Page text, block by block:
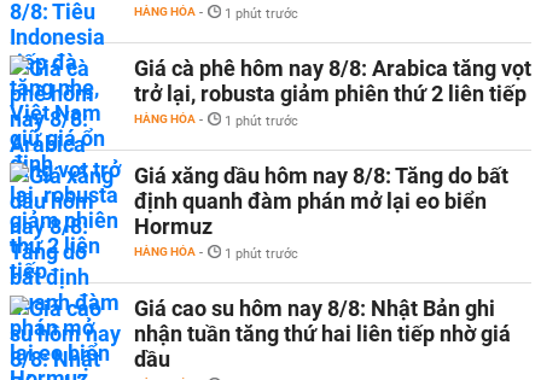
HÀNG HÓA - 1 phút trước
Giá cà phê hôm nay 8/8: Arabica tăng vọt
trở lại, robusta giảm phiên thứ 2 liên tiếp
HÀNG HÓA - 1 phút trước
Giá xăng dầu hôm nay 8/8: Tăng do bất
định quanh đàm phán mở lại eo biển
Hormuz
HÀNG HÓA - 1 phút trước
Giá cao su hôm nay 8/8: Nhật Bản ghi
nhận tuần tăng thứ hai liên tiếp nhờ giá
dầu